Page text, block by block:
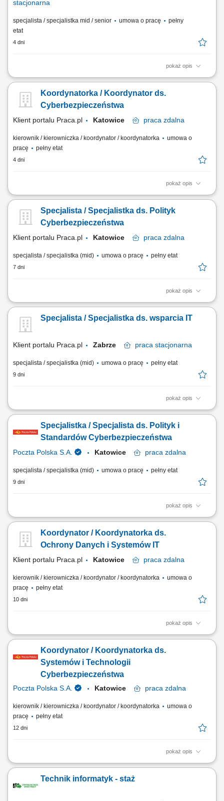
stacjonarna
specjalista / specjalistka mid / senior umowa o pracę
pełny
etat
4 dni
pokaż opis
Zadania: Rozwijanie i utrzymywanie systemów MS Windows Server
Hyper-V; Zarządzanie mechanizmami High Availability (AlwaysOn)
Tworzenie skryptów PowerShell; Administrowanie biznesowymi
Koordynatorka / Koordynator ds.
Cyberbezpieczeństwa
Klient portalu Praca.pl Katowice praca zdalna
kierownik / kierowniczka / koordynator / koordynatorka
umowa o
pracę
pełny etat
4 dni
pokaż opis
Koordynowanie utrzymania i rozwoju systemów cyberbezpieczeństwa w
Administrowanie rozwiązaniami DLP oraz udział we wdrażaniu zasad
ochrony informacji. Zarządzanie systemami IAM, w tym rozwiązaniami
Specjalista / Specjalistka ds. Polityk
Cyberbezpieczeństwa
Klient portalu Praca.pl Katowice praca zdalna
specjalista / specjalistka (mid) umowa o pracę pełny etat
7 dni
pokaż opis
Monitorowanie zgodności procesów i rozwiązań IT z wymaganiami
technologicznych pod kątem bezpieczeństwa informacji; Udział w
procesach związanych z identyfikacją i oceną ryzyka; Tworzenie,
Specjalista / Specjalistka ds. wsparcia IT
Klient portalu Praca.pl Zabrze praca stacjonarna
specjalista / specjalistka (mid) umowa o pracę pełny etat
9 dni
pokaż opis
wsparcie użytkowników w zakresie sprzętu i oprogramowania,
aktualizacja oprogramowania, konfiguracja oraz relokacja sprzętu i
infrastruktury IT między lokalizacjami, monitorowanie stanu
Specjalistka / Specjalista ds. Polityk i
Standardów Cyberbezpieczeństwa
Poczta Polska S.A. Katowice praca zdalna
specjalista / specjalistka (mid) umowa o pracę pełny etat
9 dni
pokaż opis
Miejsce pracy: możliwość pracy z każdego miejsca w kraju​ Rodzaj
budowanie i rozwój obszaru cyberbezpieczeństwa oraz kształtowanie
standardów bezpieczeństwa informacji. Poszukujemy osoby, która
Koordynator / Koordynatorka ds.
Ochrony Danych i Systemów IT
Klient portalu Praca.pl Katowice praca zdalna
kierownik / kierowniczka / koordynator / koordynatorka
umowa o
pracę
pełny etat
10 dni
pokaż opis
Koordynacja i nadzór nad systemami cyberbezpieczeństwa w obszarze
utrzymanie systemów DLP oraz udział w tworzeniu i wdrażaniu polityk
ochrony danych. Zarządzanie rozwiązaniami IAM, w tym Entra ID, Active
Directory, MFA,...
Koordynator / Koordynatorka ds.
Systemów i Technologii
Cyberbezpieczeństwa
Poczta Polska S.A. Katowice praca zdalna
kierownik / kierowniczka / koordynator / koordynatorka
umowa o
pracę
pełny etat
12 dni
pokaż opis
Miejsce pracy: możliwość pracy z każdego miejsca w kraju​​ Rodzaj
nadzór nad utrzymaniem i rozwojem systemów cyberbezpieczeństwa w
obszarze tożsamości, dostępu oraz ochrony danych w Spółce i Grupie
Technik informatyk - staż